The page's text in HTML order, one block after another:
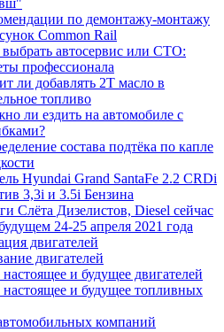
по демонтажу-монтажу
Common Rail
автосервис или СТО:
профессионала
ли добавлять 2T масло в
топливо
ли ездить на автомобиле с
состава подтёка по капле
Hyundai Grand SantaFe 2.2 CRDi
3,3i и 3.5i Бензина
Слёта Дизелистов, Diesel сейчас
24-25 апреля 2021 года
двигателей
двигателей
и будущее двигателей
и будущее топливных
компаний